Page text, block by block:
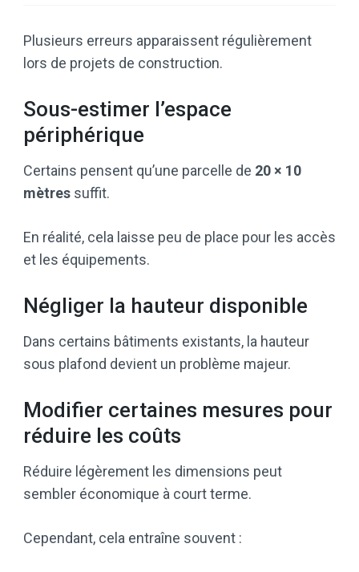
Plusieurs erreurs apparaissent régulièrement
lors de projets de construction.
Sous-estimer l’espace
périphérique
Certains pensent qu’une parcelle de 20 × 10
mètres suffit.
En réalité, cela laisse peu de place pour les accès
et les équipements.
Négliger la hauteur disponible
Dans certains bâtiments existants, la hauteur
sous plafond devient un problème majeur.
Modifier certaines mesures pour
réduire les coûts
Réduire légèrement les dimensions peut
sembler économique à court terme.
Cependant, cela entraîne souvent :